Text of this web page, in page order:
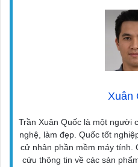
Xuân
Trần Xuân Quốc là một người
nghệ, làm đẹp. Quốc tốt
cử nhân phần mềm máy tính.
cứu thông tin về các sản